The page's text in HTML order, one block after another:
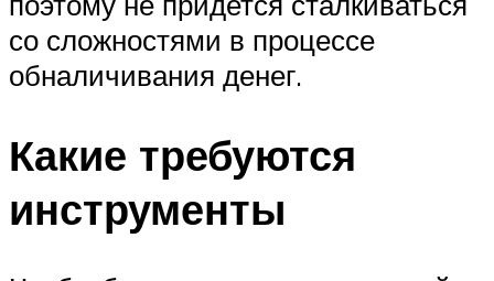
со сложностями в процессе
обналичивания денег.
Какие требуются
инструменты